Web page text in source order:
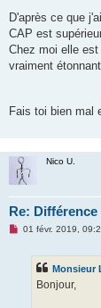
g
n
o
l
D'après ce que
CAP est
Chez moi elle
vraiment
Fais toi bien mal
Nico U.
Re:
M01 févr. 2019,
Monsieur
Bonjour,